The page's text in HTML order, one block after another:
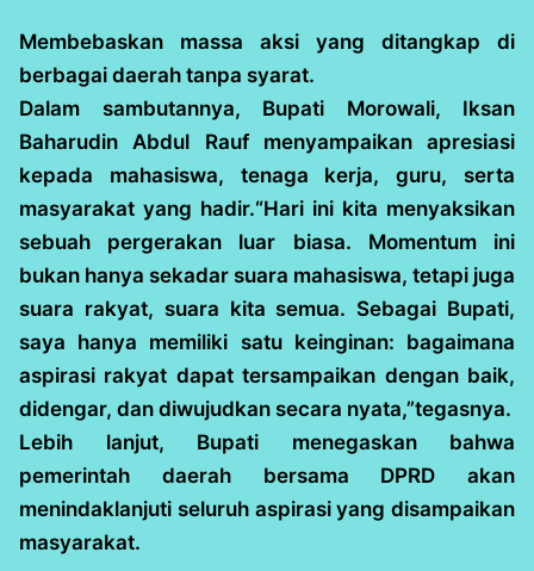
Membebaskan massa aksi yang ditangkap di
berbagai daerah tanpa syarat.
Dalam sambutannya, Bupati Morowali, Iksan
Baharudin Abdul Rauf menyampaikan apresiasi
kepada mahasiswa, tenaga kerja, guru, serta
masyarakat yang hadir.“Hari ini kita menyaksikan
sebuah pergerakan luar biasa. Momentum ini
bukan hanya sekadar suara mahasiswa, tetapi juga
suara rakyat, suara kita semua. Sebagai Bupati,
saya hanya memiliki satu keinginan: bagaimana
aspirasi rakyat dapat tersampaikan dengan baik,
didengar, dan diwujudkan secara nyata,”tegasnya.
Lebih lanjut, Bupati menegaskan bahwa
pemerintah daerah bersama DPRD akan
menindaklanjuti seluruh aspirasi yang disampaikan
masyarakat.